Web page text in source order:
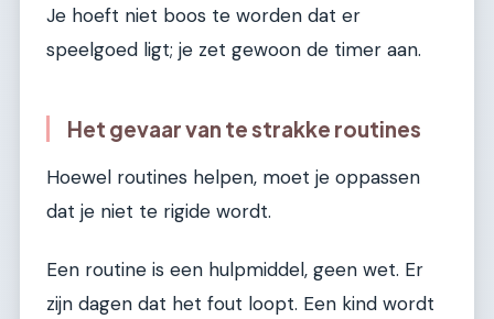
Je hoeft niet boos te worden dat er
speelgoed ligt; je zet gewoon de timer aan.
Het gevaar van te strakke routines
Hoewel routines helpen, moet je oppassen
dat je niet te rigide wordt.
Een routine is een hulpmiddel, geen wet. Er
zijn dagen dat het fout loopt. Een kind wordt